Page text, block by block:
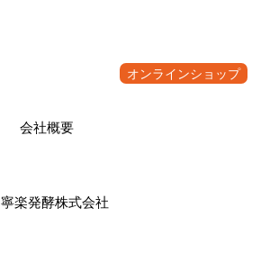
オンラインショップ
会社概要
寧楽発酵株式会社